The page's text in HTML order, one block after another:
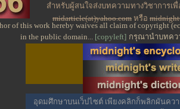
สำหรับผู้สนใจส่งบทความทางวิชาการ
midarticle(at)yahoo.com หรือ
of this work hereby waives all claim of copyright
in the public domain... [copyleft] กรุณานำบทคว
อุดมศึกษาบนเว็ปไซต์ เพียงคลิกก็พลิกผันควา